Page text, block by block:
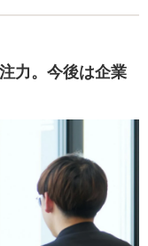
力。今後は企業